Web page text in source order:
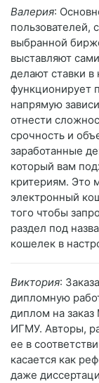
Валерия:
пользователей,
выбранной
выставляют
делают ставки
функционирует
напрямую
отнести
срочность и
заработанные
который вам
критериям. Это
электронный
того чтобы
раздел под
кошелек в
Виктория:
дипломную
диплом на
ИГМУ. Авторы,
ее в
касается как
даже